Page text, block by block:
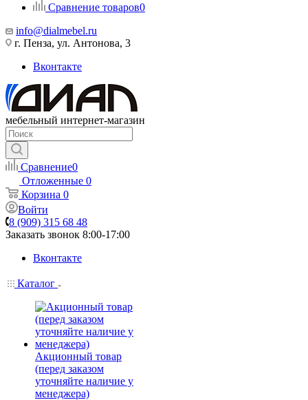
Сравнение товаров0
info@dialmebel.ru
г. Пенза, ул. Антонова, 3
Вконтакте
мебельный интернет-магазин
Сравнение0
Отложенные 0
Корзина 0
Войти
8 (909) 315 68 48
Заказать звонок 8:00-17:00
Вконтакте
Каталог
Акционный товар
(перед заказом
уточняйте наличие у
менеджера)